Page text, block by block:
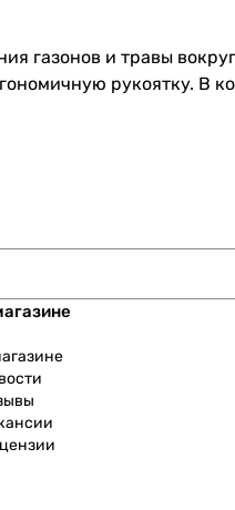
газонов и травы
рукоятку. В